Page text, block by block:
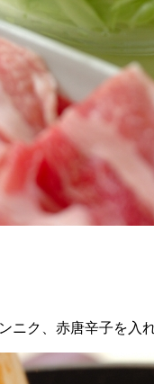
ニク、赤唐辛子を入